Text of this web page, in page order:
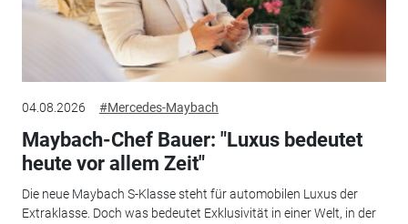
04.08.2026 #Mercedes-Maybach
Maybach-Chef Bauer: "Luxus bedeutet
heute vor allem Zeit"
Die neue Maybach S-Klasse steht für automobilen Luxus der
Extraklasse. Doch was bedeutet Exklusivität in einer Welt, in der